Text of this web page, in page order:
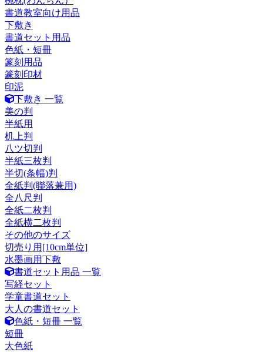
書道教室向け用品
下敷き
書道セット用品
色紙・短冊
篆刻用品
篆刻印材
印泥
下敷き 一覧
美の判
半紙用
机上判
八ツ切判
半紙三枚判
半切(条幅)判
全紙判(聯落兼用)
全八尺判
全紙二枚判
全紙横二枚判
その他のサイズ
切売り用[10cm単位]
水墨画用下敷
書道セット用品 一覧
写経セット
学童書道セット
大人の書道セット
色紙・短冊 一覧
短冊
大色紙